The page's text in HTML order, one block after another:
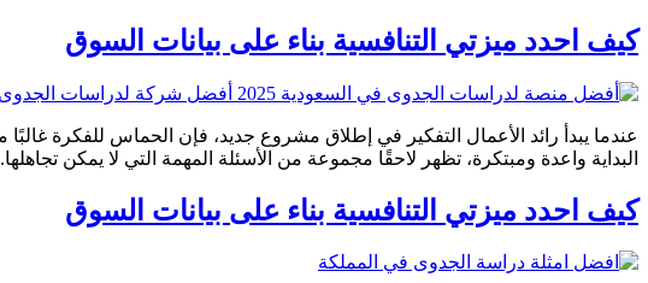
كيف احدد ميزتي التنافسية بناء على بيانات السوق
عندما يبدأ رائد الأعمال التفكير في إطلاق مشروع جديد، فإن الحماس للفكرة
البداية واعدة ومبتكرة، تظهر لاحقًا مجموعة من الأسئلة المهمة التي لا يمكن
كيف احدد ميزتي التنافسية بناء على بيانات السوق